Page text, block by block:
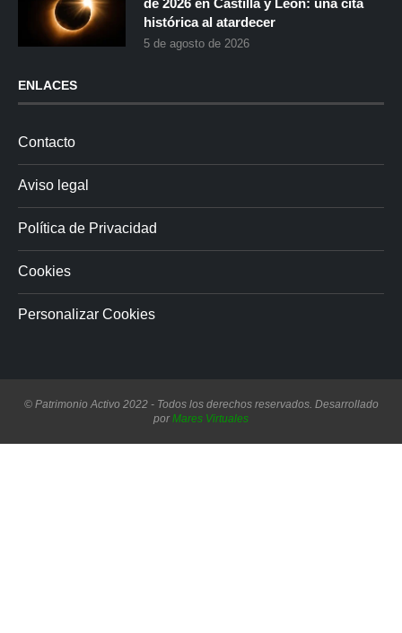
de 2026 en Castilla y León: una cita
histórica al atardecer
5 de agosto de 2026
ENLACES
Contacto
Aviso legal
Política de Privacidad
Cookies
Personalizar Cookies
© Patrimonio Activo 2022 - Todos los derechos reservados. Desarrollado
porMares Virtuales